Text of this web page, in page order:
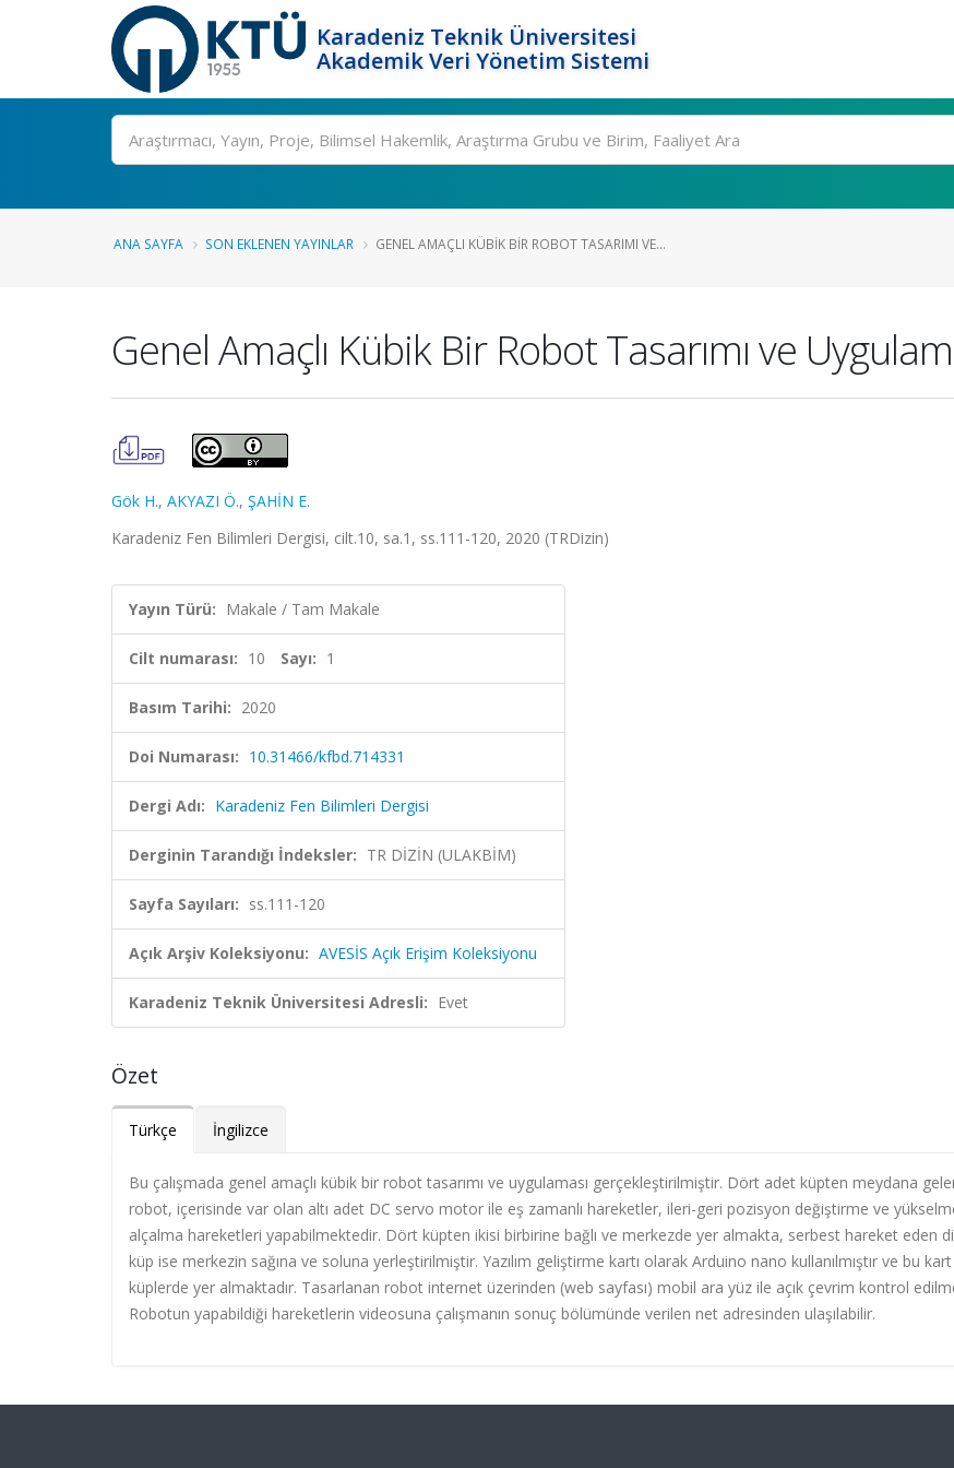
Karadeniz Teknik Üniversitesi
Akademik Veri Yönetim Sistemi
Ara
ANA SAYFA SON EKLENEN YAYINLAR GENEL AMAÇLI KÜBIK BIR ROBOT TASARIMI VE...
Genel Amaçlı Kübik Bir Robot Tasarımı ve
Gök H., AKYAZI Ö., ŞAHİN E.
Karadeniz Fen Bilimleri Dergisi, cilt.10, sa.1, ss.111-120, 2020 (TRDizin)
Yayın Türü: Makale / Tam Makale
Cilt numarası: 10 Sayı: 1
Basım Tarihi: 2020
Doi Numarası: 10.31466/kfbd.714331
Dergi Adı: Karadeniz Fen Bilimleri Dergisi
Derginin Tarandığı İndeksler: TR DİZİN (ULAKBİM)
Sayfa Sayıları: ss.111-120
Açık Arşiv Koleksiyonu: AVESİS Açık Erişim Koleksiyonu
Karadeniz Teknik Üniversitesi Adresli: Evet
Özet
Türkçe İngilizce
Bu çalışmada genel amaçlı kübik bir robot tasarımı ve uygulaması gerçekleştirilmiştir. Dört adet küpten meydana
robot, içerisinde var olan altı adet DC servo motor ile eş zamanlı hareketler, ileri-geri pozisyon değiştirme ve
alçalma hareketleri yapabilmektedir. Dört küpten ikisi birbirine bağlı ve merkezde yer almakta, serbest hareket eden
küp ise merkezin sağına ve soluna yerleştirilmiştir. Yazılım geliştirme kartı olarak Arduino nano kullanılmıştır ve bu
küplerde yer almaktadır. Tasarlanan robot internet üzerinden (web sayfası) mobil ara yüz ile açık çevrim kontrol
Robotun yapabildiği hareketlerin videosuna çalışmanın sonuç bölümünde verilen net adresinden ulaşılabilir.